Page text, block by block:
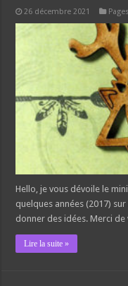
26 décembre 2021
Hello, je vous dévoile le
quelques années (2017)
donner des idées. Merci
Lire la suite »